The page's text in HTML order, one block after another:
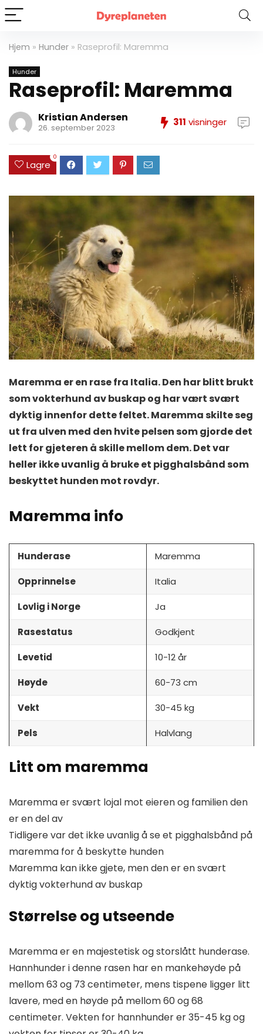
Hjem » Hunder » Raseprofil: Maremma
Hunder
Raseprofil: Maremma
Kristian Andersen
26. september 2023 311 visninger
Lagre
0
Maremma er en rase fra Italia. Den har blitt brukt
som vokterhund av buskap og har vært svært
dyktig innenfor dette feltet. Maremma skilte seg
ut fra ulven med den hvite pelsen som gjorde det
lett for gjeteren å skille mellom dem. Det var
heller ikke uvanlig å bruke et pigghalsbånd som
beskyttet hunden mot rovdyr.
Maremma info
Hunderase Maremma
Opprinnelse Italia
Lovlig i Norge Ja
Rasestatus Godkjent
Levetid 10-12 år
Høyde 60-73 cm
Vekt 30-45 kg
Pels Halvlang
Litt om maremma
Maremma er svært lojal mot eieren og familien den
er en del av
Tidligere var det ikke uvanlig å se et pigghalsbånd på
maremma for å beskytte hunden
Maremma kan ikke gjete, men den er en svært
dyktig vokterhund av buskap
Størrelse og utseende
Maremma er en majestetisk og storslått hunderase.
Hannhunder i denne rasen har en mankehøyde på
mellom 63 og 73 centimeter, mens tispene ligger litt
lavere, med en høyde på mellom 60 og 68
centimeter. Vekten for hannhunder er 35-45 kg og